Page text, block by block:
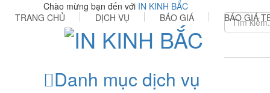
Chào mừng bạn đến với IN KINH BẮC
Danh mục dịch vụ
TRANG CHỦ DỊCH VỤ BÁO GIÁ BÁO GIÁ